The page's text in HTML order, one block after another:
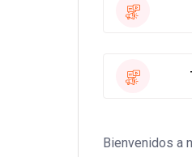
Bienvenidos a